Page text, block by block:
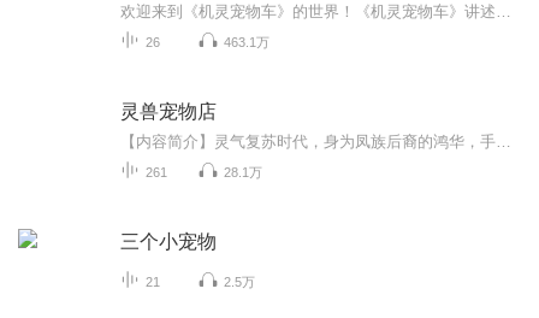
26 463.1万
灵兽宠物店
261 28.1万
三个小宠物
21 2.5万